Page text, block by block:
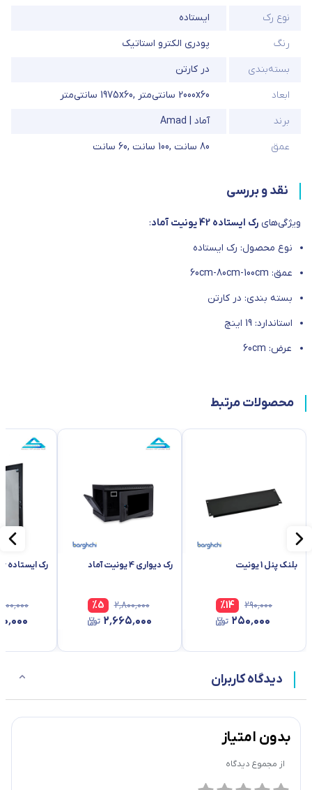
نوع رک
ایستاده
رنگ
پودری الکترو استاتیک
بسته‌بندی
در کارتن
ابعاد
2000x60 سانتی‌متر ,1975x60 سانتی‌متر
برند
آماد | Amad
عمق
80 سانت ,100 سانت ,60 سانت
نقد و بررسی
ویژگی‌های رک ایستاده 42 یونیت آماد
:
نوع محصول: رک ایستاده
عمق: 60cm-80cm-100cm
بسته بندی: در کارتن
استاندارد: 19 اینچ
عرض: 60cm
محصولات مرتبط
بلنک پنل 1 یونیت
۲۹۰٬۰۰۰ %14
۲۵۰٬۰۰۰
رک دیواری 4 یونیت آماد
۲٬۸۰۰٬۰۰۰ %5
۲٬۶۶۵٬۰۰۰
رک ایستاده 36 یونیت آماد
دیدگاه کاربران
بدون امتیاز
از مجموع دیدگاه